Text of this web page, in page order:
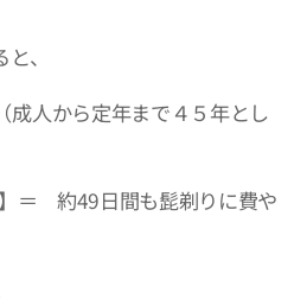
、
成人から定年まで４５年とし
約49日間も髭剃りに費や